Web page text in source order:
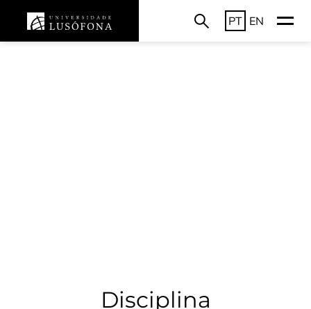
PT EN
Disciplina